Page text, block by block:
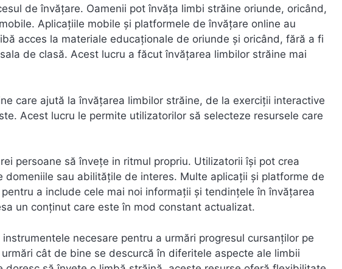
de învățare. Oamenii pot învăța limbi străine oriunde, oricând,
Aplicațiile mobile și platformele de învățare online au
acces la materiale educaționale de oriunde și oricând, fără a fi
de clasă. Acest lucru a făcut învățarea limbilor străine mai
care ajută la învățarea limbilor străine, de la exerciții interactive
Acest lucru le permite utilizatorilor să selecteze resursele care
persoane să învețe in ritmul propriu. Utilizatorii își pot crea
sau abilitățile de interes. Multe aplicații și platforme de
a include cele mai noi informații și tendințele în învățarea
un conținut care este în mod constant actualizat.
necesare pentru a urmări progresul cursanților pe
cât de bine se descurcă în diferitele aspecte ale limbii